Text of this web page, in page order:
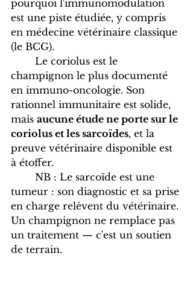
pourquoi l'immunomodulation
est une piste étudiée, y compris
en médecine vétérinaire classique
(le BCG).
champignon le plus documenté
en immuno-oncologie. Son
rationnel immunitaire est solide,
mais aucune étude ne porte sur le
coriolus et les sarcoïdes, et la
preuve vétérinaire disponible est
à étoffer.
tumeur : son diagnostic et sa prise
en charge relèvent du vétérinaire.
Un champignon ne remplace pas
un traitement — c'est un soutien
de terrain.